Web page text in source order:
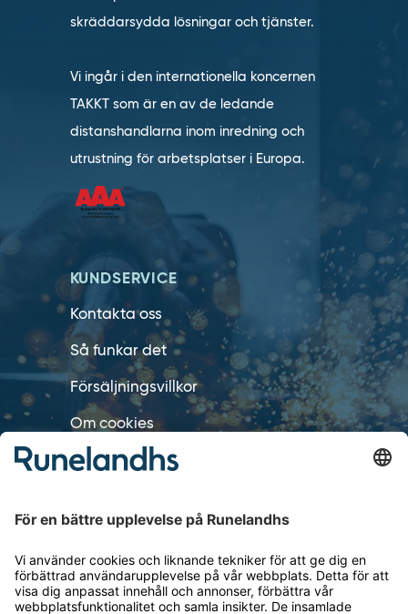
skräddarsydda lösningar och tjänster.
Vi ingår i den internationella koncernen
TAKKT som är en av de ledande
distanshandlarna inom inredning och
utrustning för arbetsplatser i Europa.
KUNDSERVICE
Kontakta oss
Så funkar det
Försäljningsvillkor
Om cookies
Personuppgiftshantering
OM RUNELANDHS
Om Runelandhs